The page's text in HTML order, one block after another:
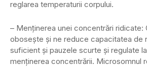
reglarea temperaturii corpului.
– Menținerea unei concentrări ridicate:
obosește și ne reduce capacitatea de
suficient și pauzele scurte și regulate
menținerea concentrării. Microsomnul